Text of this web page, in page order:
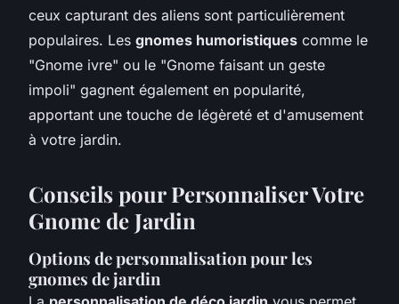
ceux capturant des aliens sont particulièrement
populaires. Les gnomes humoristiques comme le
"Gnome ivre" ou le "Gnome faisant un geste
impoli" gagnent également en popularité,
apportant une touche de légèreté et d'amusement
à votre jardin.
Conseils pour Personnaliser Votre
Gnome de Jardin
Options de personnalisation pour les
gnomes de jardin